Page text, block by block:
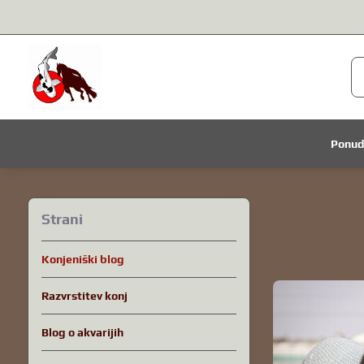
Strani
Konjeniški blog
Razvrstitev konj
Blog o akvarijih